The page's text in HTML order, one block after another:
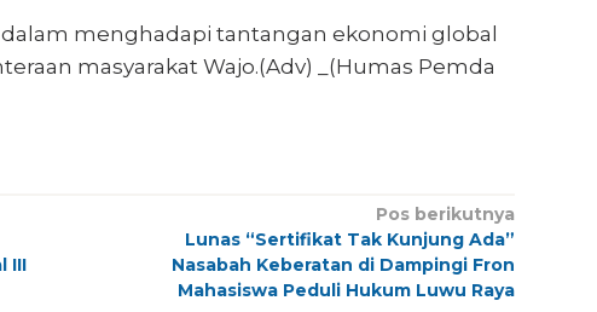
menghadapi tantangan ekonomi global
masyarakat Wajo.(Adv) _(Humas Pemda
III
Pos berikutnya
Lunas “Sertifikat Tak Kunjung Ada”
Nasabah Keberatan di Dampingi Fron
Mahasiswa Peduli Hukum Luwu Raya